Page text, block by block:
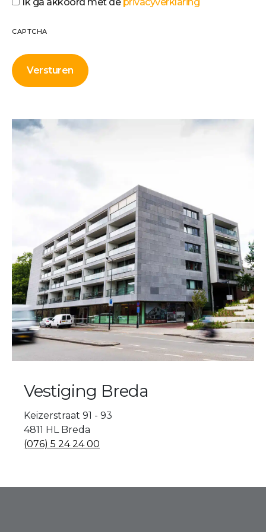
CAPTCHA
Vestiging Breda
Keizerstraat 91 - 93
4811 HL Breda
(076) 5 24 24 00